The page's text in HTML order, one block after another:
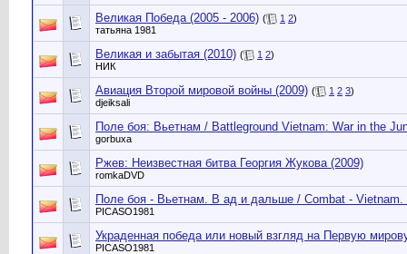
Великая Победа (2005 - 2006) ( 1 2)
татьяна 1981
Великая и забытая (2010) ( 1 2)
НИК
Авиация Второй мировой войны (2009) ( 1 2 3)
djeiksali
Поле боя: Вьетнам / Battleground Vietnam: War in the
gorbuxa
Ржев: Неизвестная битва Георгия Жукова (2009)
romkaDVD
Поле боя - Вьетнам. В ад и дальше / Combat - Vietnam.
PICASO1981
Украденная победа или новый взгляд на Первую
PICASO1981